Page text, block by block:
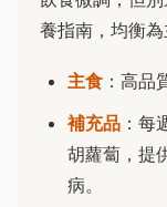
養指南，均衡為
主食 ：高品
補充品 ：
胡蘿蔔，提
病。